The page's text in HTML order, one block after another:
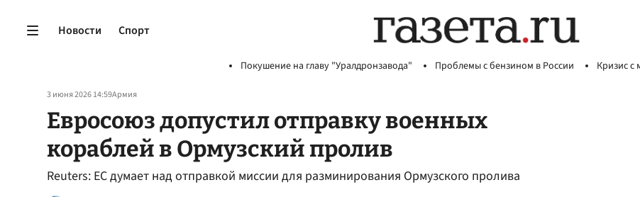
Новости Спорт
Покушение на главу "Уралдронзавода" Проблемы с бензином в России Кризис с
3 июня 2026 14:59Армия
Евросоюз допустил отправку военных
кораблей в Ормузский пролив
Reuters: ЕС думает над отправкой миссии для разминирования Ормузского пролива